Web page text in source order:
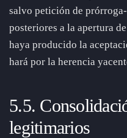
salvo petición de
posteriores a la apertura
haya producido la
hará por la herencia
5.5.
legitimarios